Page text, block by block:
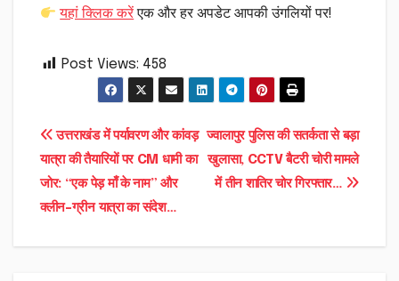
यहां क्लिक करेंएक और हर अपडेट आपकी उंगलियों पर!
Post Views: 458
Post
navigation
ज्वालापुर पुलिस की सतर्कता से बड़ा
खुलासा, CCTV बैटरी चोरी मामले
में तीन शातिर चोर गिरफ्तार…
उत्तराखंड में पर्यावरण और कांवड़
यात्रा की तैयारियों पर CM धामी का
जोर: “एक पेड़ माँ के नाम” और
क्लीन-ग्रीन यात्रा का संदेश…